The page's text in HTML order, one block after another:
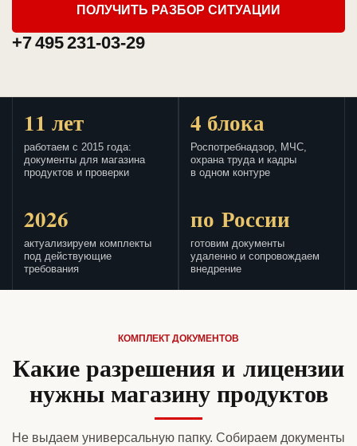
ПОЛУЧИТЬ РАЗБОР СИТУАЦИИ
+7 495 231-03-29
11 лет
работаем с 2015 года:
документы для магазина
продуктов и проверки
4 блока
Роспотребнадзор, МЧС,
охрана труда и кадры
в одном контуре
2026
актуализируем комплекты
под действующие
требования
по России
готовим документы
удаленно и сопровождаем
внедрение
КОМПЛЕКТ ДОКУМЕНТОВ
Какие разрешения и лицензии
нужны магазину продуктов
Не выдаем универсальную папку. Собираем документы